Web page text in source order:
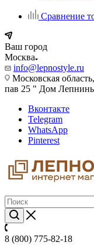
Сравнение
Ваш город
Москва
info@lepnostyle.ru
Московская
пав 25 " Дом
Вконтакте
Telegram
WhatsApp
Pinterest
8 (800) 775-82-18